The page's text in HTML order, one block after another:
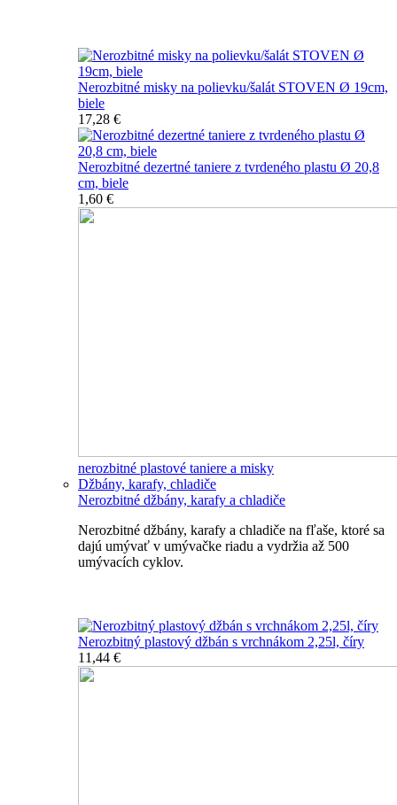
Nerozbitné misky na polievku/šalát STOVEN Ø 19cm,
biele
17,28 €
Nerozbitné dezertné taniere z tvrdeného plastu Ø 20,8
cm, biele
1,60 €
nerozbitné plastové taniere a misky
Džbány, karafy, chladiče
Nerozbitné džbány, karafy a chladiče
Nerozbitné džbány, karafy a chladiče na fľaše, ktoré sa
dajú umývať v umývačke riadu a vydržia až 500
umývacích cyklov.
Nerozbitný plastový džbán s vrchnákom 2,25l, číry
11,44 €